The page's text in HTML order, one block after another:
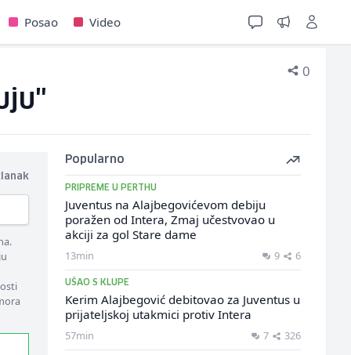
Posao Video
0
Popularno
PRIPREME U PERTHU
Juventus na Alajbegovićevom debiju
poražen od Intera, Zmaj učestvovao u
akciji za gol Stare dame
13min 9 6
UŠAO S KLUPE
Kerim Alajbegović debitovao za Juventus u
prijateljskoj utakmici protiv Intera
57min 7 326